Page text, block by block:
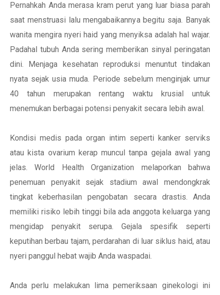
Pernahkah Anda merasa kram perut yang luar biasa parah
saat menstruasi lalu mengabaikannya begitu saja. Banyak
wanita mengira nyeri haid yang menyiksa adalah hal wajar.
Padahal tubuh Anda sering memberikan sinyal peringatan
dini. Menjaga kesehatan reproduksi menuntut tindakan
nyata sejak usia muda. Periode sebelum menginjak umur
40 tahun merupakan rentang waktu krusial untuk
menemukan berbagai potensi penyakit secara lebih awal.
Kondisi medis pada organ intim seperti kanker serviks
atau kista ovarium kerap muncul tanpa gejala awal yang
jelas. World Health Organization melaporkan bahwa
penemuan penyakit sejak stadium awal mendongkrak
tingkat keberhasilan pengobatan secara drastis. Anda
memiliki risiko lebih tinggi bila ada anggota keluarga yang
mengidap penyakit serupa. Gejala spesifik seperti
keputihan berbau tajam, perdarahan di luar siklus haid, atau
nyeri panggul hebat wajib Anda waspadai.
Anda perlu melakukan lima pemeriksaan ginekologi ini